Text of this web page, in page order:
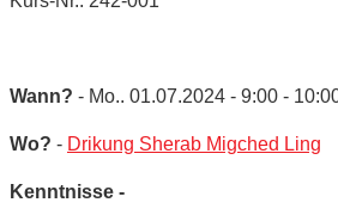
Wann? - Mo.. 01.07.2024 - 9:00 -
Wo? - Drikung Sherab Migched Ling
Kenntnisse -